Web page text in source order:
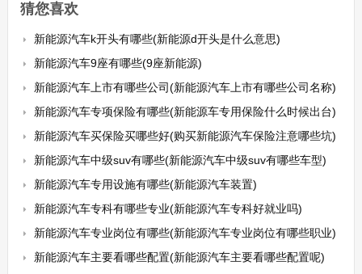
猜您喜欢
新能源汽车k开头有哪些(新能源d开头是什么意思)
新能源汽车9座有哪些(9座新能源)
新能源汽车上市有哪些公司(新能源汽车上市有哪些公司名称)
新能源汽车专项保险有哪些(新能源车专用保险什么时候出台)
新能源汽车买保险买哪些好(购买新能源汽车保险注意哪些坑)
新能源汽车中级suv有哪些(新能源汽车中级suv有哪些车型)
新能源汽车专用设施有哪些(新能源汽车装置)
新能源汽车专科有哪些专业(新能源汽车专科好就业吗)
新能源汽车专业岗位有哪些(新能源汽车专业岗位有哪些职业)
新能源汽车主要看哪些配置(新能源汽车主要看哪些配置呢)